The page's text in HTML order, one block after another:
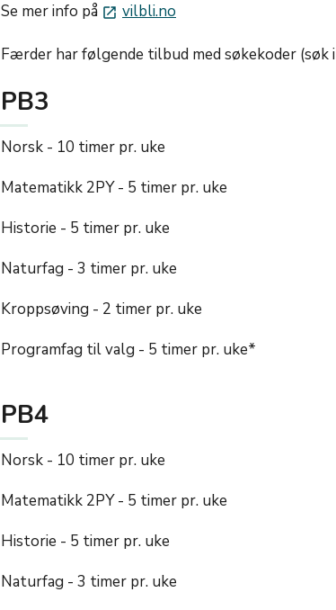
Se mer info på launch vilbli.no
Færder har følgende tilbud med søkekoder (søk i
PB3
Norsk - 10 timer pr. uke
Matematikk 2PY - 5 timer pr. uke
Historie - 5 timer pr. uke
Naturfag - 3 timer pr. uke
Kroppsøving - 2 timer pr. uke
Programfag til valg - 5 timer pr. uke*
PB4
Norsk - 10 timer pr. uke
Matematikk 2PY - 5 timer pr. uke
Historie - 5 timer pr. uke
Naturfag - 3 timer pr. uke